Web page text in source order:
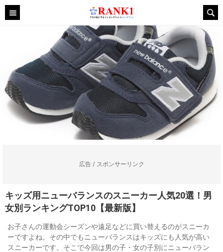
広告 / スポンサーリンク
キッズ用ニューバランスのスニーカー人気20選！男
女別ランキングTOP10【最新版】
お子さんの運動会シーズンや遠足などに買い替えるのがスニーカ
ーですよね。その中でもニューバランスはキッズにも人気が高い
スニーカーです。そこで今回は男の子・女の子別にニューバラン